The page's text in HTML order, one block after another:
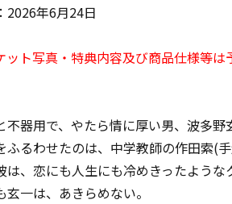
2026年6月24日
ト写真・特典内容及び商品仕様等は
不器用で、やたら情に厚い男、波多野
ふるわせたのは、中学教師の作田索(手
は、恋にも人生にも冷めきったような
玄一は、あきらめない。